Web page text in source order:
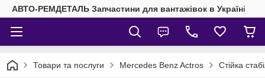
АВТО-РЕМДЕТАЛЬ Запчастини для вантажівок в Україні
Товари та послуги Mercedes Benz Actros Стійка